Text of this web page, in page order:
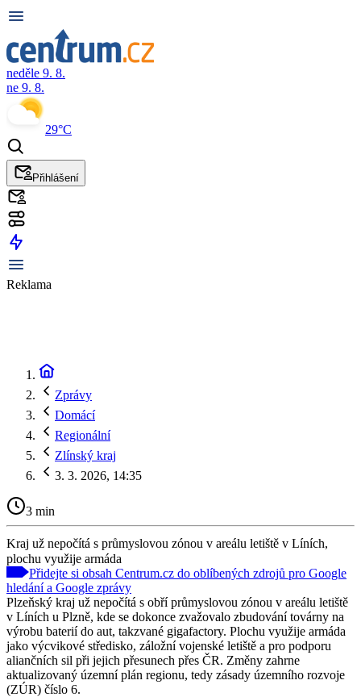
neděle 9. 8.
ne 9. 8.
29°C
Přihlášení
Reklama
Zprávy
Domácí
Regionální
Zlínský kraj
3. 3. 2026, 14:35
3 min
Kraj už nepočítá s průmyslovou zónou v areálu letiště v Líních,
plochu využije armáda
Přidejte si obsah Centrum.cz do oblíbených zdrojů pro Google
hledání a Google zprávy
Plzeňský kraj už nepočítá s obří průmyslovou zónou v areálu letiště
v Líních u Plzně, kde se dokonce zvažovalo zbudování továrny na
výrobu baterií do aut, takzvané gigafactory. Plochu využije armáda
jako výcvikové středisko, záložní vojenské letiště a pro podporu
aliančních sil při jejich přesunech přes ČR. Změny zahrne
aktualizovaný územní plán regionu, tedy zásady územního rozvoje
(ZÚR) číslo 6.